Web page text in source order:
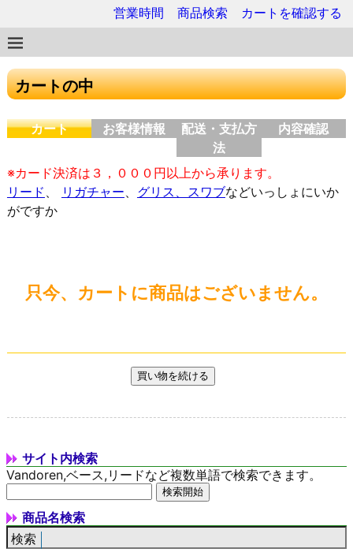
営業時間 商品検索 カートを確認する
カートの中
カート お客様情報
配送・支払方
法
内容確認
※カード決済は３，０００円以上から承ります。
リード 、 リガチャー、 グリス、スワブなどいっしょにいか
がですか
只今、カートに商品はございません。
サイト内検索
Vandoren,ベース,リードなど複数単語で検索できます。
商品名検索